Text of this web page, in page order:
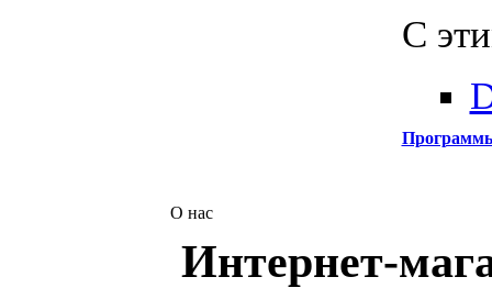
С
О нас
Интернет-